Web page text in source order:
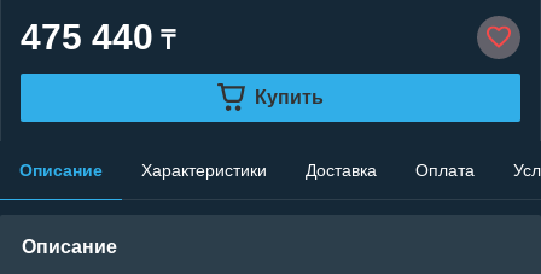
475 440 ₸
Купить
Описание Характеристики Доставка Оплата
Описание